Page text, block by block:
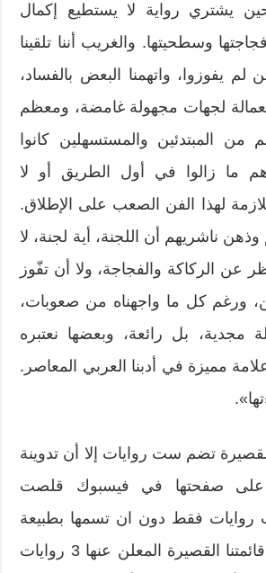
يشتري رواية لا يستطيع إكمال
وسطحيتها. والغريب أننا تلقينا
يفوزوا، واتهمنا البعض بالفساد،
لجهات مجهولة غامضة، ومعظم
من المبتدئين والمستسهلين كانوا
ما زالوا في أول الطريق أو لا
لهذا الفن الصعب على الإطلاق.
ناشريهم أن اللجنة، أية لجنة، لا
عن الركاكة والفجاجة، ولا أن تفّوز
لكن، ورغم كل ما واجهناه من صعوبات،
مجدية، بل رائعة، وبعضها نعتبره
مميزة في أدبنا العربي المعاصر.
تضم ست روايات إلا أن تدوينة
صفحتها في فيسبوك قلصت
روايات فقط دون ان تسمها بطبيعة
الحال، تقول: في قائمتنا القصيرة المعلن عنها 3 روايات